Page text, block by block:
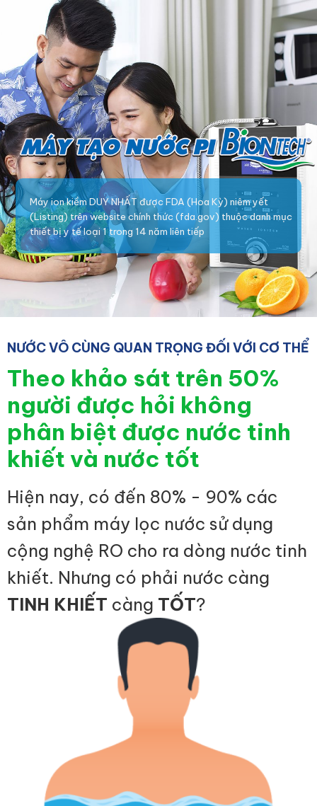
Máy ion kiềm DUY NHẤT được FDA (Hoa Kỳ) niêm yết
(Listing) trên website chính thức (fda.gov) thuộc danh mục
thiết bị y tế loại 1 trong 14 năm liên tiếp
NƯỚC VÔ CÙNG QUAN TRỌNG ĐỐI VỚI CƠ THỂ
Theo khảo sát trên 50%
người được hỏi không
phân biệt được nước tinh
khiết và nước tốt
Hiện nay, có đến 80% - 90% các
sản phẩm máy lọc nước sử dụng
cộng nghệ RO cho ra dòng nước tinh
khiết. Nhưng có phải nước càng
TINH KHIẾT càng TỐT?